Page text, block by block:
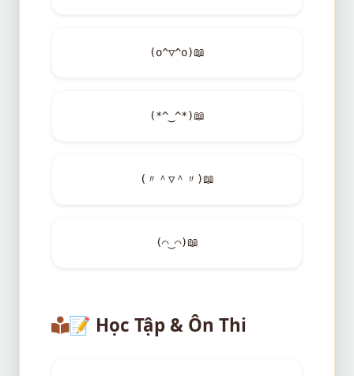
(o^▽^o)📖
(*^‿^*)📖
(〃＾▽＾〃)📖
(⌒‿⌒)📖
📝 Học Tập & Ôn Thi